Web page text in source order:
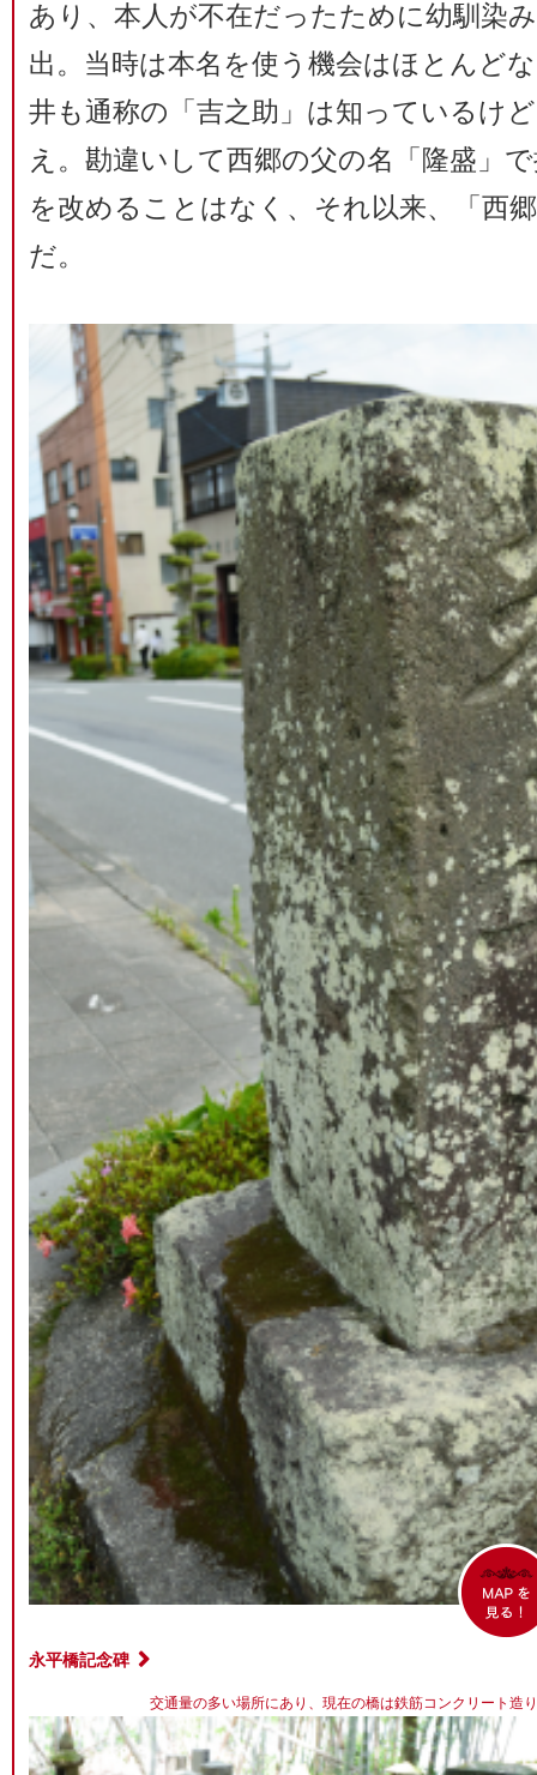
あり、本人が不在だったために幼馴染
出。当時は本名を使う機会はほとんど
井も通称の「吉之助」は知っているけ
え。勘違いして西郷の父の名「隆盛」
を改めることはなく、それ以来、「西
だ。
永平橋記念碑
交通量の多い場所にあり、現在の橋は鉄筋コンクリート造